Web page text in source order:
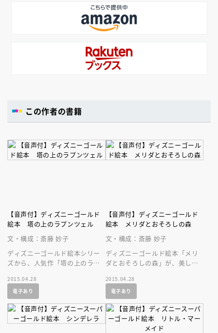
この作者の書籍
【音声付】ディズニーゴールド
絵本 塔の上のラプンツェル
文・構成：斎藤 妙子
ディズニーゴールド絵本シリー
ズから、人気作「塔の上のラプ
絵本になって登場です！
2015.04.28
電子あり
【音声付】ディズニーゴールド
絵本 メリダとおそろしの森
文・構成：斎藤 妙子
ディズニーゴールド絵本「メリ
ダとおそろしの森」が、美しい
す！ ディズニーの人気作を持
ち歩こう！
2015.04.28
電子あり